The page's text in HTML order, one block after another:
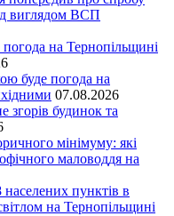
виглядом ВСП
на Тернопільщині
буде погода на
07.08.2026
згорів будинок та
мінімуму: які
маловоддя на
пунктів в
на Тернопільщині